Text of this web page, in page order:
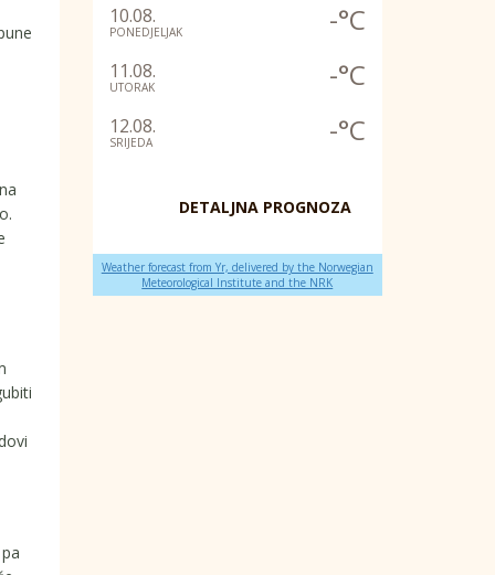
10.08.
PONEDJELJAK -°C
11.08.
UTORAK -°C
12.08.
SRIJEDA -°C
DETALJNA PROGNOZA
Weather forecast from Yr, delivered by the Norwegian
Meteorological Institute and the NRK